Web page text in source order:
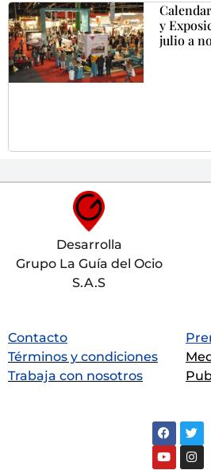
y
julio a
Desarrolla
Grupo La Guía del Ocio
S.A.S
Contacto
Términos y condiciones
Trabaja con nosotros